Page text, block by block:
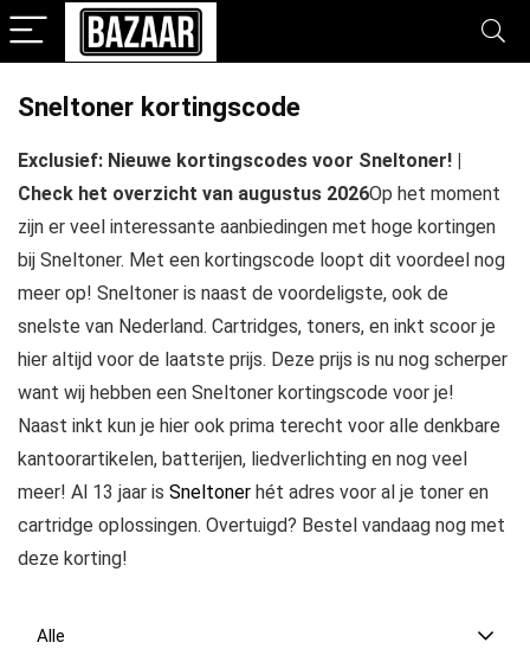
Sneltoner kortingscode
Exclusief: Nieuwe kortingscodes voor Sneltoner! |
Check het overzicht van augustus 2026Op het moment
zijn er veel interessante aanbiedingen met hoge kortingen
bij Sneltoner. Met een kortingscode loopt dit voordeel nog
meer op! Sneltoner is naast de voordeligste, ook de
snelste van Nederland. Cartridges, toners, en inkt scoor je
hier altijd voor de laatste prijs. Deze prijs is nu nog scherper
want wij hebben een Sneltoner kortingscode voor je!
Naast inkt kun je hier ook prima terecht voor alle denkbare
kantoorartikelen, batterijen, liedverlichting en nog veel
meer! Al 13 jaar is Sneltoner hét adres voor al je toner en
cartridge oplossingen. Overtuigd? Bestel vandaag nog met
deze korting!
Alle